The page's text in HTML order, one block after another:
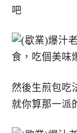
吧
然後生煎包吃
就你算那一派